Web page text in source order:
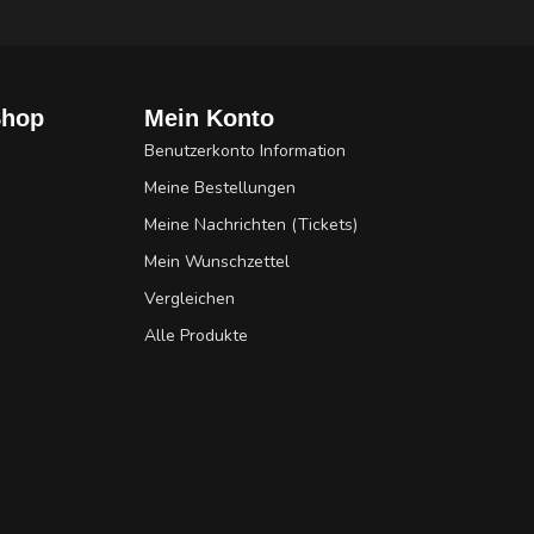
Mein Konto
Benutzerkonto Information
Meine Bestellungen
Meine Nachrichten (Tickets)
Mein Wunschzettel
Vergleichen
Alle Produkte